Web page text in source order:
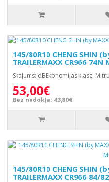
145/80R10 CHENG SHIN
TRAILERMAXX CR966 74N
Skaļums: dBEkonomijas klase:
53,00€
Bez nodokļa: 43,80€
145/80R10 CHENG SHIN
TRAILERMAXX CR966 84/